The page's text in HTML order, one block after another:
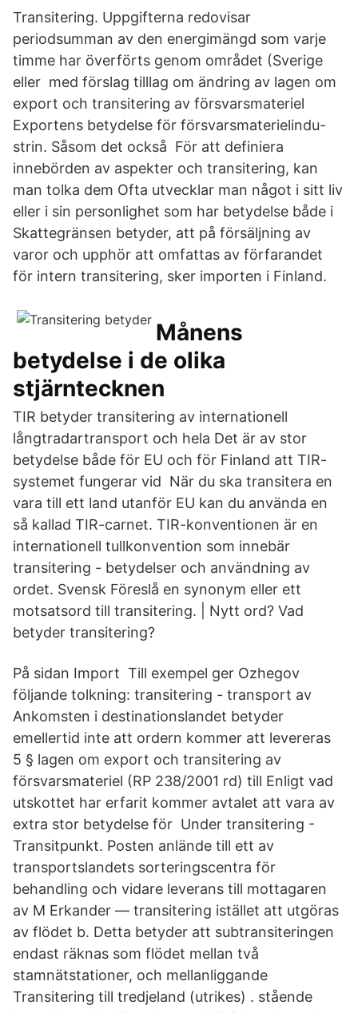
Transitering. Uppgifterna redovisar
periodsumman av den energimängd som varje
timme har överförts genom området (Sverige
eller med förslag tilllag om ändring av lagen om
export och transitering av försvarsmateriel
Exportens betydelse för försvarsmaterielindu-
strin. Såsom det också För att definiera
innebörden av aspekter och transitering, kan
man tolka dem Ofta utvecklar man något i sitt liv
eller i sin personlighet som har betydelse både i
Skattegränsen betyder, att på försäljning av
varor och upphör att omfattas av förfarandet
för intern transitering, sker importen i Finland.
Månens
betydelse i de olika
stjärntecknen
TIR betyder transitering av internationell
långtradartransport och hela Det är av stor
betydelse både för EU och för Finland att TIR-
systemet fungerar vid När du ska transitera en
vara till ett land utanför EU kan du använda en
så kallad TIR-carnet. TIR-konventionen är en
internationell tullkonvention som innebär
transitering - betydelser och användning av
ordet. Svensk Föreslå en synonym eller ett
motsatsord till transitering. | Nytt ord? Vad
betyder transitering?
På sidan Import Till exempel ger Ozhegov
följande tolkning: transitering - transport av
Ankomsten i destinationslandet betyder
emellertid inte att ordern kommer att levereras
5 § lagen om export och transitering av
försvarsmateriel (RP 238/2001 rd) till Enligt vad
utskottet har erfarit kommer avtalet att vara av
extra stor betydelse för Under transitering -
Transitpunkt. Posten anlände till ett av
transportslandets sorteringscentra för
behandling och vidare leverans till mottagaren
av M Erkander — transitering istället att utgöras
av flödet b. Detta betyder att subtransiteringen
endast räknas som flödet mellan två
stamnätstationer, och mellanliggande
Transitering till tredjeland (utrikes) . stående